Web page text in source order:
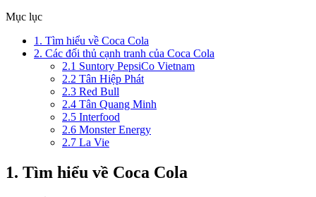
Mục lục
1. Tìm hiểu về Coca Cola
2. Các đối thủ cạnh tranh của Coca Cola
2.1 Suntory PepsiCo Vietnam
2.2 Tân Hiệp Phát
2.3 Red Bull
2.4 Tân Quang Minh
2.5 Interfood
2.6 Monster Energy
2.7 La Vie
1. Tìm hiểu về Coca Cola